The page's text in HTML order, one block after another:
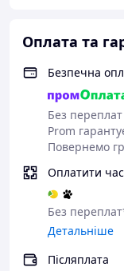
Оплата та
Безпечна
Без переплат
Prom
Повернемо
Оплатити
Без
Детальніше
Післяплата